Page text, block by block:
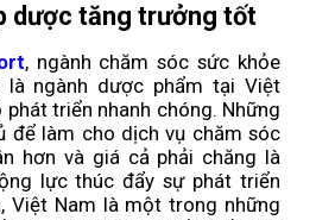
dược tăng trưởng tốt
, ngành chăm sóc sức khỏe
là ngành dược phẩm tại Việt
triển nhanh chóng. Những
để làm cho dịch vụ chăm sóc
hơn và giá cả phải chăng là
lực thúc đẩy sự phát triển
Việt Nam là một trong những